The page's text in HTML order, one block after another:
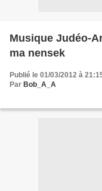
Musique Judéo-
ma nensek
Publié le 01/03/2012 à
Par Bob_A_A